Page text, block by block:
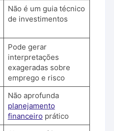
Não é um guia técnico
de investimentos
Pode gerar
interpretações
exageradas sobre
emprego e risco
Não aprofunda
planejamento
financeiro prático